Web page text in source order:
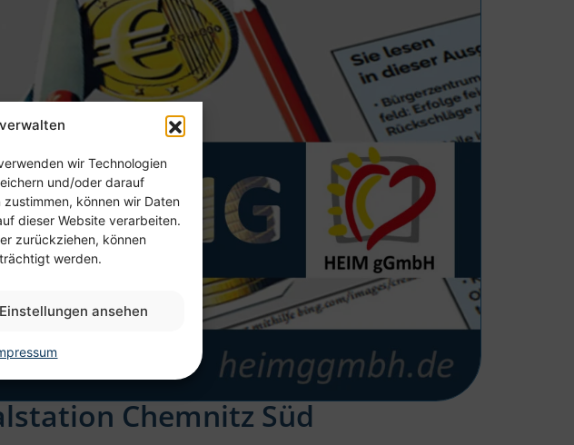
wir Technologien
und/oder darauf
können wir Daten
dieser Website verarbeiten.
zurückziehen, können
werden.
Einstellungen ansehen
Chemnitz Süd